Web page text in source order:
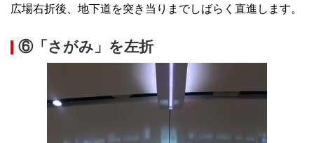
広場右折後、地下道を突き当りまでしばらく直進します。
⑥「さがみ」を左折